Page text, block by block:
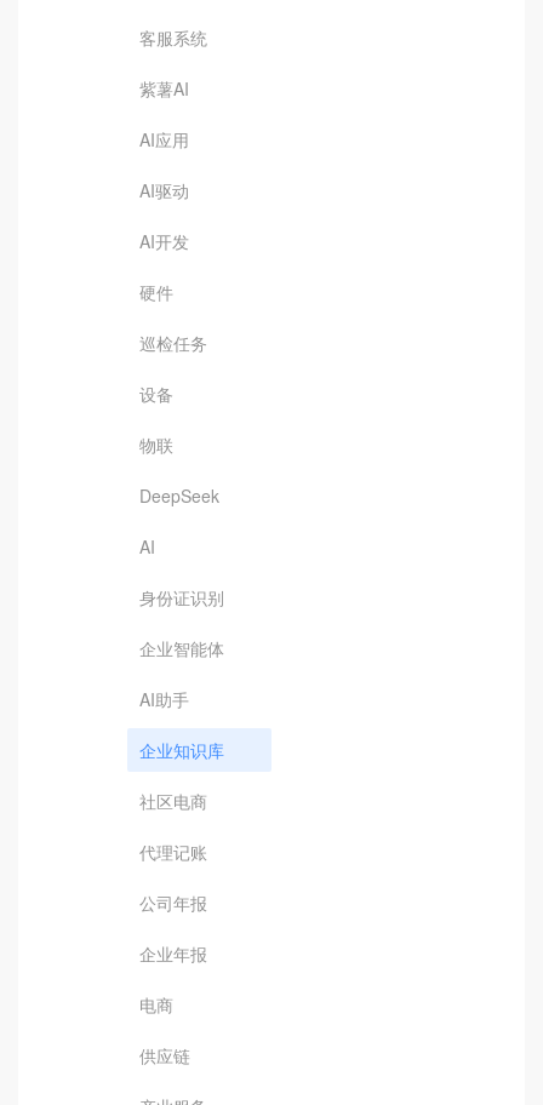
客服系统
紫薯AI
AI应用
AI驱动
AI开发
硬件
巡检任务
设备
物联
DeepSeek
AI
身份证识别
企业智能体
AI助手
企业知识库
社区电商
代理记账
公司年报
企业年报
电商
供应链